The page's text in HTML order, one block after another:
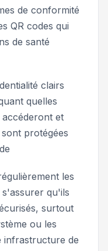
de conformité
QR codes qui
de santé
clairs
quelles
et
protégées
les
s'assurer qu'ils
surtout
ou les
infrastructure de